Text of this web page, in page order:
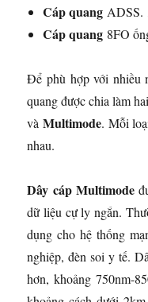
Cáp quang
Cáp quang 8FO
Để phù hợp với nhiều
quang được chia làm
vàMultimode. Mỗi
nhau.
Dây cáp Multimode
dữ liệu cự ly ngắn.
dụng cho hệ thống
nghiệp, đèn soi y tế.
hơn, khoảng 750nm-